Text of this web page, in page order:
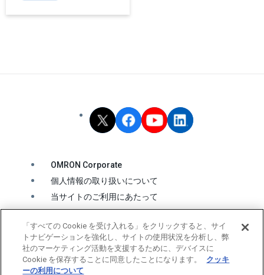
OMRON Corporate
個人情報の取り扱いについて
当サイトのご利用にあたって
クッキーの利用について
ソーシャルメディア公式アカウント運用ポリシー
ウェブアクセシビリティ方針
「すべての Cookie を受け入れる」をクリックすると、サイ
トナビゲーションを強化し、サイトの使用状況を分析し、弊
社のマーケティング活動を支援するために、デバイスに
Cookie を保存することに同意したことになります。
クッキ
ーの利用について